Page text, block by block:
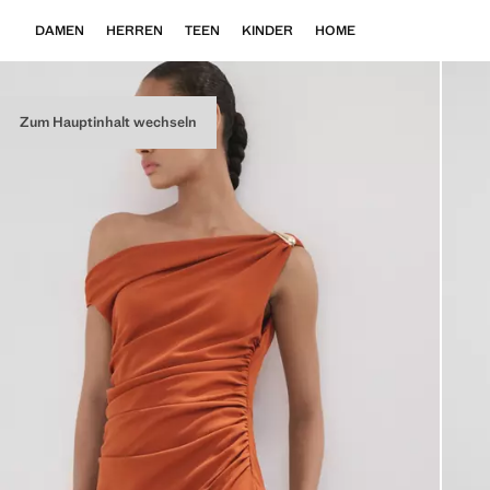
Zum Hauptinhalt wechseln
DAMEN HERREN TEEN KINDER HOME